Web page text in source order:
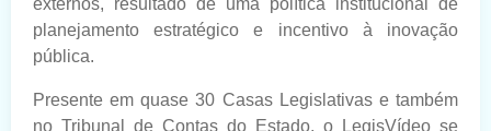
externos, resultado de uma política institucional de
planejamento estratégico e incentivo à inovação
pública.
Presente em quase 30 Casas Legislativas e também
no Tribunal de Contas do Estado, o LegisVídeo se